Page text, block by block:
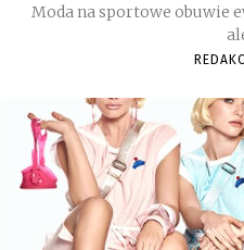
Moda na sportowe obuwie